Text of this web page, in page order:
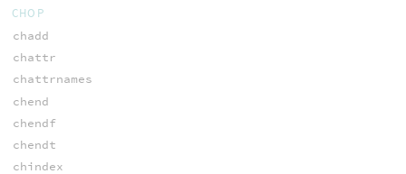
CHOP
chadd
chattr
chattrnames
chend
chendf
chendt
chindex